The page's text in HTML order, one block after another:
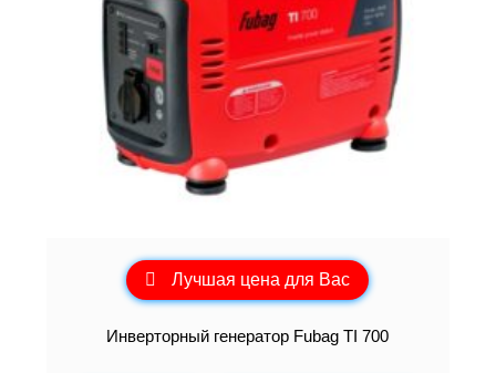
Лучшая цена для Вас
Инверторный генератор Fubag TI 700